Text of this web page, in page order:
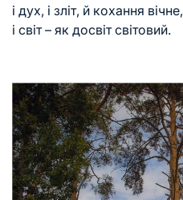
і дух, і зліт, й кохання вічне,
і світ – як досвіт світовий.